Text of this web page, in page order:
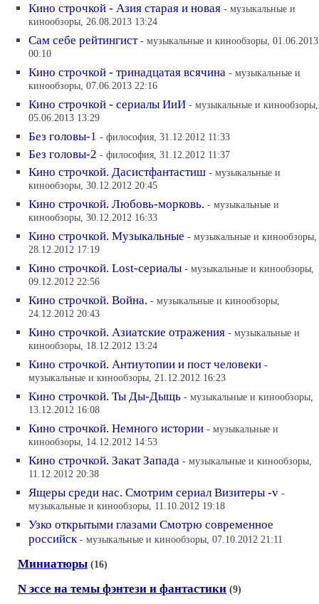
Кино строчкой - Азия старая и новая - музыкальные и
кинообзоры, 26.08.2013 13:24
Сам себе рейтингист - музыкальные и кинообзоры, 01.06.2013
00:10
Кино строчкой - тринадцатая всячина - музыкальные и
кинообзоры, 07.06.2013 22:16
Кино строчкой - сериалы ИиИ - музыкальные и кинообзоры,
05.06.2013 13:29
Без головы-1 - философия, 31.12.2012 11:33
Без головы-2 - философия, 31.12.2012 11:37
Кино строчкой. Дасистфантастиш - музыкальные и
кинообзоры, 30.12.2012 20:45
Кино строчкой. Любовь-морковь. - музыкальные и
кинообзоры, 30.12.2012 16:33
Кино строчкой. Музыкальные - музыкальные и кинообзоры,
28.12.2012 17:19
Кино строчкой. Lost-сериалы - музыкальные и кинообзоры,
09.12.2012 22:56
Кино строчкой. Война. - музыкальные и кинообзоры,
24.12.2012 20:43
Кино строчкой. Азиатские отражения - музыкальные и
кинообзоры, 18.12.2012 13:24
Кино строчкой. Антиутопии и пост человеки -
музыкальные и кинообзоры, 21.12.2012 16:23
Кино строчкой. Ты Ды-Дыщь - музыкальные и кинообзоры,
13.12.2012 16:08
Кино строчкой. Немного истории - музыкальные и
кинообзоры, 14.12.2012 14:53
Кино строчкой. Закат Запада - музыкальные и кинообзоры,
11.12.2012 20:38
Ящеры среди нас. Смотрим сериал Визитеры -v -
музыкальные и кинообзоры, 11.10.2012 19:18
Узко открытыми глазами Смотрю современное
российск - музыкальные и кинообзоры, 07.10.2012 21:11
Миниатюры (16)
N эссе на темы фэнтези и фантастики (9)